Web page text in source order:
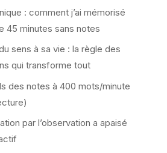
: comment j’ai mémorisé
45 minutes sans notes
sens à sa vie : la règle des
qui transforme tout
des notes à 400 mots/minute
par l’observation a apaisé